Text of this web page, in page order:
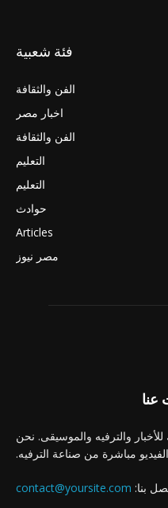
فئة شعبية
الفن والثقافة
اخبار مصر
الفن والثقافة
التعليم
التعليم
حوادث
Articles
مصر نيوز
عنا
والترفيه والموسيقى. نحن
مباشرة من صناعة الترفيه.
بنا: contact@yoursite.com